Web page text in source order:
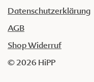
Datenschutzerklärung
AGB
Shop Widerruf
© 2026 HiPP